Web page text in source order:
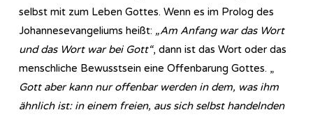
selbst mit zum Leben Gottes. Wenn es im Prolog des
Johannesevangeliums heißt: „Am Anfang war das Wort
und das Wort war bei Gott“, dann ist das Wort oder das
menschliche Bewusstsein eine Offenbarung Gottes. „
Gott aber kann nur offenbar werden in dem, was ihm
ähnlich ist: in einem freien, aus sich selbst handelnden